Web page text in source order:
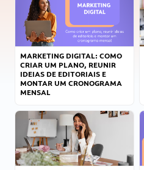
MARKETING DIGITAL: COMO
CRIAR UM PLANO, REUNIR
IDEIAS DE EDITORIAIS E
MONTAR UM CRONOGRAMA
MENSAL